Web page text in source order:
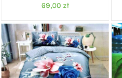
69,00zł
DODAJ DO KOSZYKA
/
SZCZEGÓŁY